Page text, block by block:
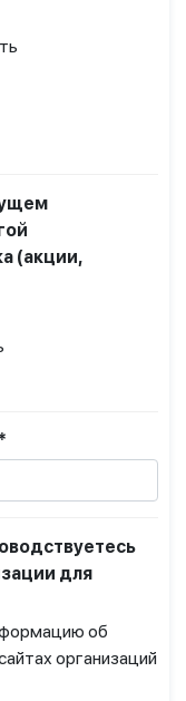
(акции,
для
об
организаций